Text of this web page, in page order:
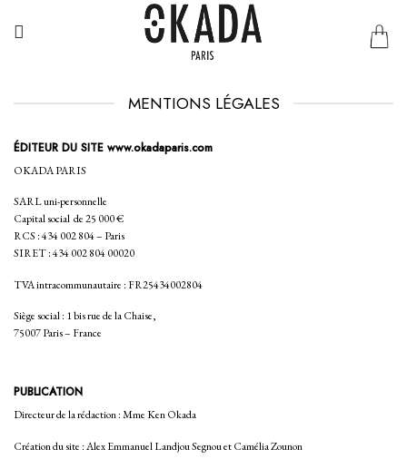
MENTIONS LÉGALES
ÉDITEUR DU SITE www.okadaparis.com
OKADA PARIS
SARL uni-personnelle
Capital social de 25 000 €
RCS : 434 002 804 – Paris
SIRET : 434 002 804 00020
TVA intracommunautaire : FR25434002804
Siège social : 1 bis rue de la Chaise,
75007 Paris – France
PUBLICATION
Directeur de la rédaction : Mme Ken Okada
Création du site : Alex Emmanuel Landjou Segnou et Camélia Zounon